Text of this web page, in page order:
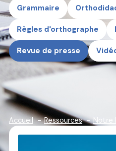
Grammaire
Règles d'orthographe
Revue de presse
Accueil Ressources Notre